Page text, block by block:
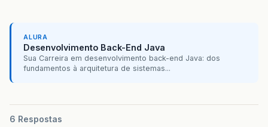
ALURA
Desenvolvimento Back-End Java
Sua Carreira em desenvolvimento back-end Java: dos
fundamentos à arquitetura de sistemas...
6 Respostas